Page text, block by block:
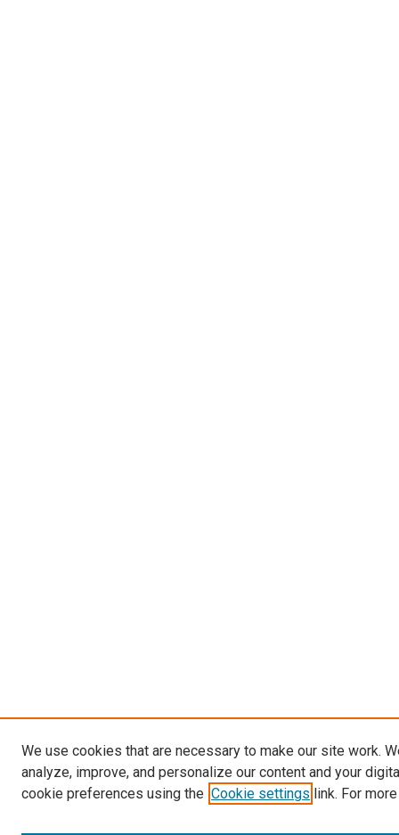
We use cookies that are necessary to make our site work.
analyze, improve, and personalize our content and your
cookie preferences using the Cookie settings link. For